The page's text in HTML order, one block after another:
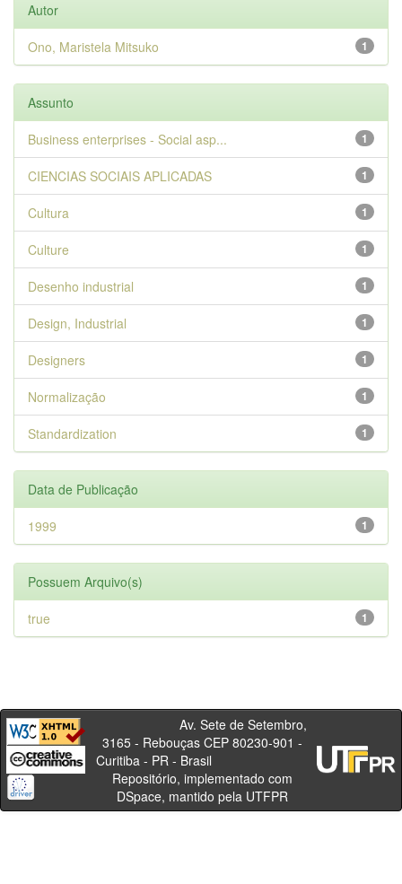
Autor
1
Ono, Maristela Mitsuko
Assunto
1
Business enterprises - Social asp...
1
CIENCIAS SOCIAIS APLICADAS
1
Cultura
1
Culture
1
Desenho industrial
1
Design, Industrial
1
Designers
1
Normalização
1
Standardization
Data de Publicação
1
1999
Possuem Arquivo(s)
1
true
Av. Sete de Setembro,
3165 - Rebouças CEP 80230-901 -
Curitiba - PR - Brasil
Repositório, implementado com
DSpace, mantido pela UTFPR